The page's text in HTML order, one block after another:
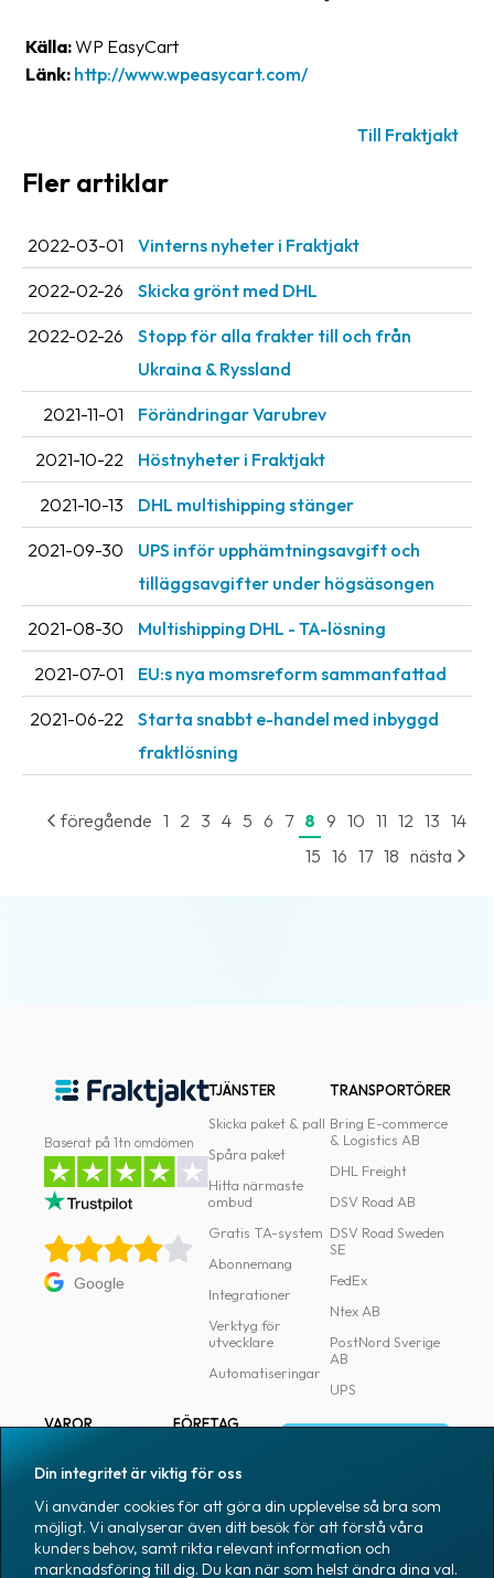
Nyhetsarkiv
Kontakta
villkor
Integritet
Förbjudet
farligt
innehåll
Källa:WP EasyCart
Länk: http://www.wpeasycart.com/
Till Fraktjakt
Fler artiklar
2022-03-01 Vinterns nyheter i Fraktjakt
2022-02-26 Skicka grönt med DHL
2022-02-26
Stopp för alla frakter till och från
Ukraina & Ryssland
2021-11-01 Förändringar Varubrev
2021-10-22 Höstnyheter i Fraktjakt
2021-10-13 DHL multishipping stänger
2021-09-30
UPS inför upphämtningsavgift och
tilläggsavgifter under högsäsongen
2021-08-30 Multishipping DHL - TA-lösning
2021-07-01 EU:s nya momsreform sammanfattad
2021-06-22
Starta snabbt e-handel med inbyggd
fraktlösning
föregående 1 2 3 4 5 6 7 8 9 10 11 12 13 14
15 16 17 18 nästa
Baserat på 1tn omdömen
Google
TJÄNSTER
Skicka paket & pall
Spåra paket
Hitta närmaste
ombud
Gratis TA-system
Abonnemang
Integrationer
Verktyg för
utvecklare
Automatiseringar
TRANSPORTÖRER
Bring E-commerce
& Logistics AB
DHL Freight
DSV Road AB
DSV Road Sweden
SE
FedEx
Ntex AB
PostNord Sverige
AB
UPS
VAROR
Märkning
Emballage
Emballagetillbehör
FÖRETAG
Pressrum
Medarbetare
Jobb & karriär
Skapa konto
Din integritet är viktig för oss
Vi använder cookies för att göra din upplevelse så bra som
möjligt. Vi analyserar även ditt besök för att förstå våra
kunders behov, samt rikta relevant information och
marknadsföring till dig. Du kan när som helst ändra dina val.